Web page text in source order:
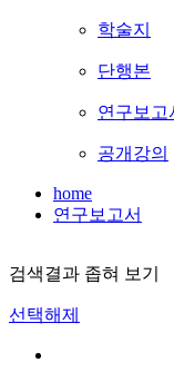
학술지
단행본
연구보고
공개강의
home
연구보고서
검색결과 좁혀 보기
선택해제